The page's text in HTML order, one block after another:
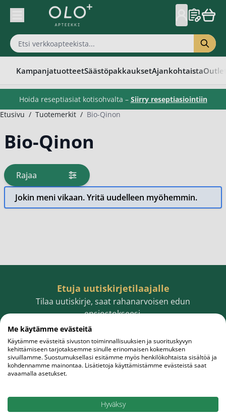
Skip to Content
KampanjatuotteetSäästöpakkauksetAjankohtaista
Hoida reseptiasiat kotisohvalta – Siirry reseptiasiointiin
Etusivu / Tuotemerkit / Bio-Qinon
Bio-Qinon
Rajaa
tuotteita
Jokin meni vikaan. Yritä uudelleen myöhemmin.
Etuja uutiskirjetilaajalle
Tilaa uutiskirje, saat rahanarvoisen edun
ensiostokseesi.
Sähköpostiosoite
Tilaa
Me käytämme evästeitä
Käytämme evästeitä sivuston toiminnallisuuksien ja suorituskyvyn
kehittämiseen tarjotaksemme sinulle erinomaisen kokemuksen
sivuillamme. Suostumuksellasi esitämme myös henkilökohtaista sisältöä ja
kohdennamme mainontaa. Lisätietoja käyttämistämme evästeistä saat
avaamalla asetukset.
Hyväksy